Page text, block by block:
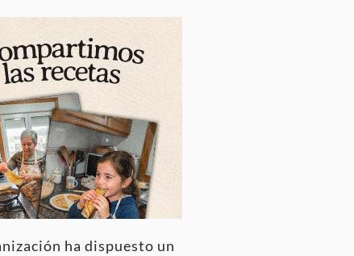
ha dispuesto un